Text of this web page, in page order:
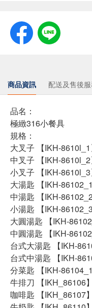
商品資訊 配送及售後
品名：
極緻316小餐具
規格：
大叉子 【IKH-
中叉子 【IKH-
小叉子 【IKH-
大湯匙 【IKH-
中湯匙 【IKH-
小湯匙 【IKH-
大圓湯匙 【IKH-
中圓湯匙 【IKH-
台式大湯匙 【IKH-
台式中湯匙 【IKH-
分菜匙 【IKH-
牛排刀 【IKH_86106
咖啡匙 【IKH_86107